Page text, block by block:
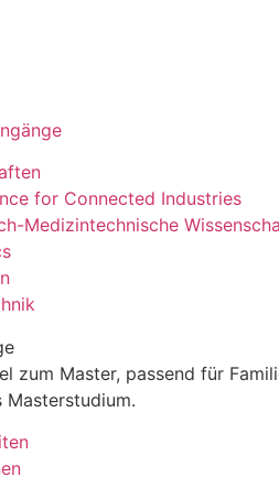
for Connected Industries
Medizintechnische
zum Master, passend für
Masterstudium.